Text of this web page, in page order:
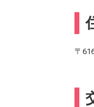
〒